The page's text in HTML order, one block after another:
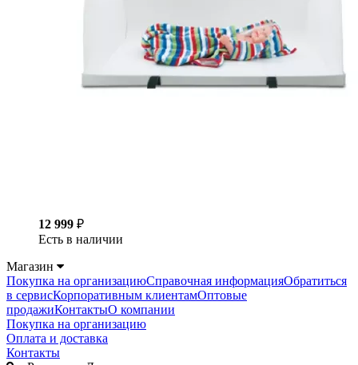
12 999 ₽
Есть в наличии
Магазин
Покупка на организациюСправочная информацияОбратиться
в сервисКорпоративным клиентамОптовые
продажиКонтактыО компании
Покупка на организацию
Оплата и доставка
Контакты